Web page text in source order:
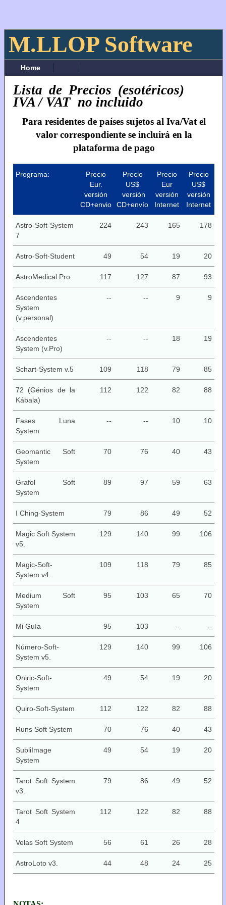
M.LLOP Software
Home
Lista de Precios (esotéricos)
IVA / VAT no incluido
Para residentes de países sujetos al Iva/Vat el
valor correspondiente se incluirá en la
plataforma de pago
Programa:
Precio
Eur.
versión
CD+envio
Precio
US$
versión
CD+envío
Precio
Eur
versión
Internet
Precio
US$
versión
Internet
Astro-Soft-System
7
224 243 165 178
Astro-Soft-Student 49 54 19 20
AstroMedical Pro 117 127 87 93
Ascendentes
System
(v.personal)
-- -- 9 9
Ascendentes
System (v.Pro)
-- -- 18 19
Schart-System v.5 109 118 79 85
72 (Génios de la
Kábala)
112 122 82 88
Fases Luna
System
-- -- 10 10
Geomantic Soft
System
70 76 40 43
Grafol Soft
System
89 97 59 63
I Ching-System 79 86 49 52
Magic Soft System
v5.
129 140 99 106
Magic-Soft-
System v4.
109 118 79 85
Medium Soft
System
95 103 65 70
Mi Guía 95 103 -- --
Número-Soft-
System v5.
129 140 99 106
Oniric-Soft-
System
49 54 19 20
Quiro-Soft-System 112 122 82 88
Runs Soft System 70 76 40 43
SubliImage
System
49 54 19 20
Tarot Soft System
v3.
79 86 49 52
Tarot Soft System
4
112 122 82 88
Velas Soft System 56 61 26 28
AstroLoto v3. 44 48 24 25